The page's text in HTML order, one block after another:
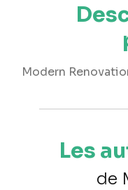
Modern
Les
de